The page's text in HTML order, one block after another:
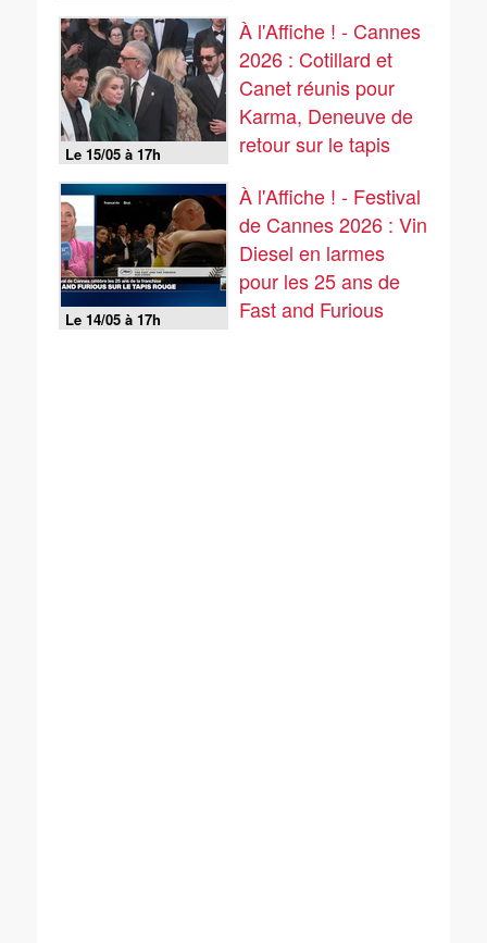
Le 15/05 à 17h
À l'Affiche ! - Cannes
2026 : Cotillard et
Canet réunis pour
Karma, Deneuve de
retour sur le tapis
Le 14/05 à 17h
À l'Affiche ! - Festival
de Cannes 2026 : Vin
Diesel en larmes
pour les 25 ans de
Fast and Furious